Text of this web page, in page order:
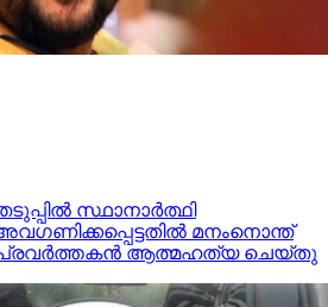
സ്ഥാനാര്‍ത്ഥി
മനംനൊന്ത്
ആത്മഹത്യ ചെയ്തു